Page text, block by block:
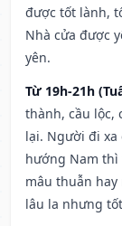
được tốt lành,
Nhà cửa được
yên.
Từ 19h-21h
thành, cầu lộc,
lại. Người đi xa
hướng Nam
mâu thuẫn
lâu la nhưng